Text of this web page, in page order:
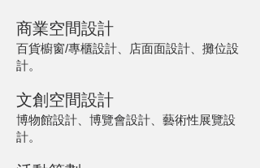
商業空間設計
百貨櫥窗/專櫃設計、店⾯面設計、攤位設
計。
文創空間設計
博物館設計、博覽會設計、藝術性展覽設
計。